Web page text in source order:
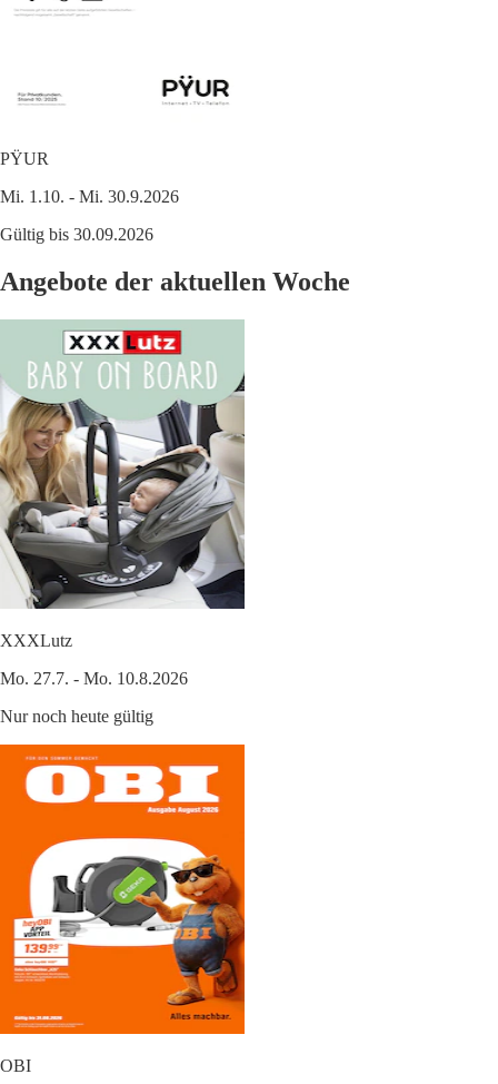
PŸUR
Mi. 1.10. - Mi. 30.9.2026
Gültig bis 30.09.2026
Angebote der aktuellen Woche
XXXLutz
Mo. 27.7. - Mo. 10.8.2026
Nur noch heute gültig
OBI